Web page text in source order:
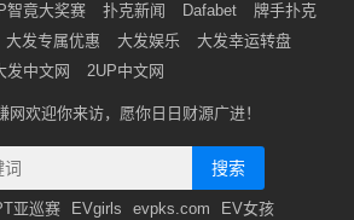
智竟大奖赛 扑克新闻 Dafabet
牌手扑克
大发专属优惠 大发娱乐
大发幸运转盘
发中文网
2UP中文网
网欢迎你来访，愿你日日财源广进！
搜索
亚巡赛 EVgirls evpks.com EV女孩